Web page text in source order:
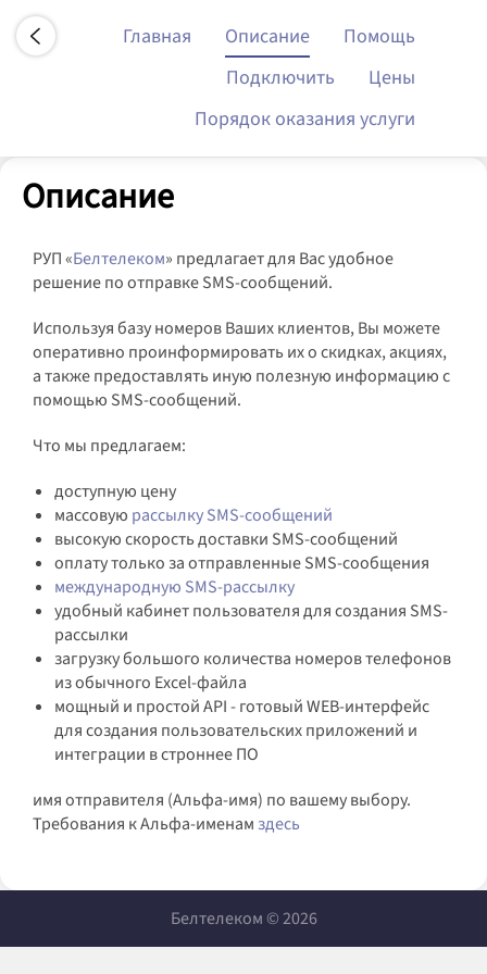
Перейти
основному
Главная Описание
Помощь
Подключить
Цены
Порядок оказания услуги
Описание
РУП «Белтелеком» предлагает для Вас удобное
решение по отправке SMS-сообщений.
Используя базу номеров Ваших клиентов, Вы можете
оперативно проинформировать их о скидках, акциях,
а также предоставлять иную полезную информацию с
помощью SMS-сообщений.
Что мы предлагаем:
доступную цену
массовую рассылку SMS-сообщений
высокую скорость доставки SMS-сообщений
оплату только за отправленные SMS-сообщения
международную SMS-рассылку
удобный кабинет пользователя для создания SMS-
рассылки
загрузку большого количества номеров телефонов
из обычного Excel-файла
мощный и простой API - готовый WEB-интерфейс
для создания пользовательских приложений и
интеграции в строннее ПО
имя отправителя (Альфа-имя) по вашему выбору.
Требования к Альфа-именам здесь
Белтелеком © 2026